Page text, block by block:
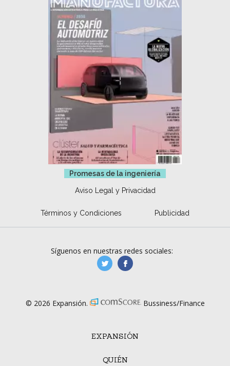
Promesas de la ingeniería
Aviso Legal y Privacidad
Términos y Condiciones Publicidad
EXPANSIÓN
QUIÉN
Síguenos en nuestras redes sociales:
manufacturaGE
© 2026 Expansión. Bussiness/Finance